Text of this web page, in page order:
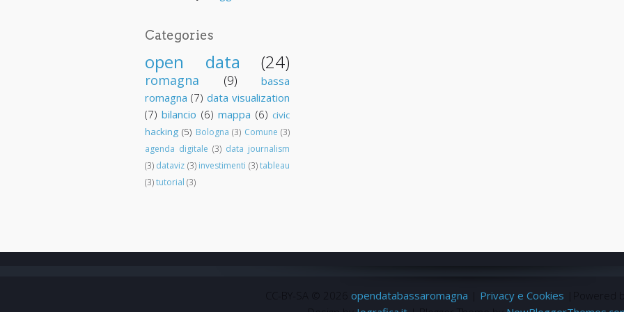
Categories
open data (24)
romagna (9)
bassa
romagna (7) data visualization
(7) bilancio (6) mappa (6) civic
hacking (5) Bologna (3) Comune (3)
agenda digitale (3) data journalism
(3) dataviz (3) investimenti (3) tableau
(3)tutorial (3)
opendatabassaromagna Privacy e Cookies